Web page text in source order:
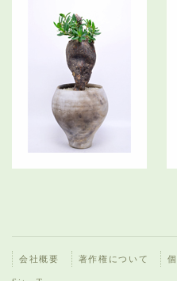
会社概要 著作権について